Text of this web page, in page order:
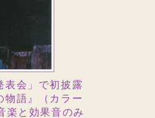
表会」で初披露
物語』（カラー
楽と効果音のみ